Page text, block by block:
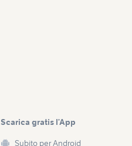
Scarica gratis l’App
Subito per Android